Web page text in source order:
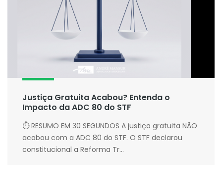
Justiça Gratuita Acabou? Entenda o
Impacto da ADC 80 do STF
⏱ RESUMO EM 30 SEGUNDOS A justiça gratuita NÃO
acabou com a ADC 80 do STF. O STF declarou
constitucional a Reforma Tr...